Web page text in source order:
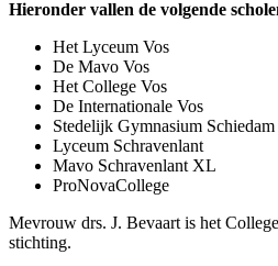
Hieronder vallen de volgende
Het Lyceum Vos
De Mavo Vos
Het College Vos
De Internationale Vos
Stedelijk Gymnasium Schiedam
Lyceum Schravenlant
Mavo Schravenlant XL
ProNovaCollege
Mevrouw drs. J. Bevaart is het
stichting.